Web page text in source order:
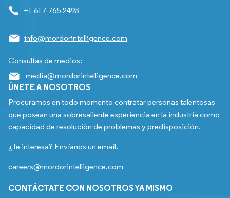
+1 617-765-2493
info@mordorintelligence.com
Consultas de medios:
media@mordorintelligence.com
ÚNETE A NOSOTROS
Procuramos en todo momento contratar personas talentosas
que posean una sobresaliente experiencia en la industria como
capacidad de resolución de problemas y predisposición.
¿Te interesa? Envíanos un email.
careers@mordorintelligence.com
CONTÁCTATE CON NOSOTROS YA MISMO